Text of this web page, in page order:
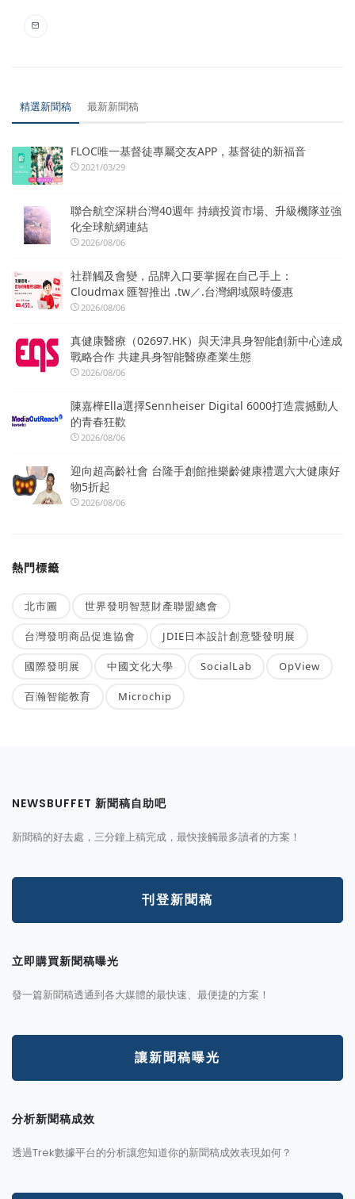
精選新聞稿 最新新聞稿
FLOC唯一基督徒專屬交友APP，基督徒的新福音
2021/03/29
聯合航空深耕台灣40週年 持續投資市場、升級機隊並強
化全球航網連結
2026/08/06
社群觸及會變，品牌入口要掌握在自己手上：
Cloudmax 匯智推出 .tw／.台灣網域限時優惠
2026/08/06
真健康醫療（02697.HK）與天津具身智能創新中心達成
戰略合作 共建具身智能醫療產業生態
2026/08/06
陳嘉樺Ella選擇Sennheiser Digital 6000打造震撼動人
的青春狂歡
2026/08/06
迎向超高齡社會 台隆手創館推樂齡健康禮選六大健康好
物5折起
2026/08/06
熱門標籤
北市圖 世界發明智慧財產聯盟總會
台灣發明商品促進協會 JDIE日本設計創意暨發明展
國際發明展 中國文化大學 SocialLab OpView
百瀚智能教育 Microchip
NEWSBUFFET 新聞稿自助吧
新聞稿的好去處，三分鐘上稿完成，最快接觸最多讀者的方案！
刊登新聞稿
立即購買新聞稿曝光
發一篇新聞稿透通到各大媒體的最快速、最便捷的方案！
讓新聞稿曝光
分析新聞稿成效
透過Trek數據平台的分析讓您知道你的新聞稿成效表現如何？